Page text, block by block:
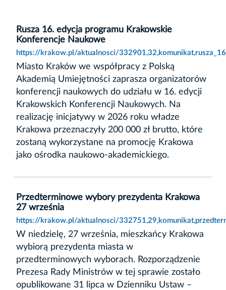
Rusza 16. edycja programu Krakowskie
Konferencje Naukowe
https://krakow.pl/aktualnosci/
Miasto Kraków we współpracy z Polską
Akademią Umiejętności zaprasza organizatorów
konferencji naukowych do udziału w 16. edycji
Krakowskich Konferencji Naukowych. Na
realizację inicjatywy w 2026 roku władze
Krakowa przeznaczyły 200 000 zł brutto, które
zostaną wykorzystane na promocję Krakowa
jako ośrodka naukowo-akademickiego.
Przedterminowe wybory prezydenta Krakowa
27 września
https://krakow.pl/aktualnosci/
W niedzielę, 27 września, mieszkańcy Krakowa
wybiorą prezydenta miasta w
przedterminowych wyborach. Rozporządzenie
Prezesa Rady Ministrów w tej sprawie zostało
opublikowane 31 lipca w Dzienniku Ustaw –